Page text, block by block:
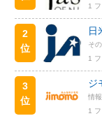
1
2
位
日
そ
1
3
位
ジ
情報
1